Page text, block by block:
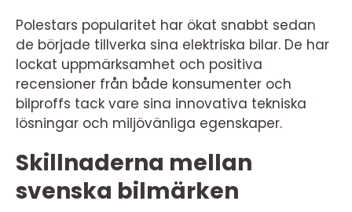
Polestars popularitet har ökat snabbt sedan
de började tillverka sina elektriska bilar. De har
lockat uppmärksamhet och positiva
recensioner från både konsumenter och
bilproffs tack vare sina innovativa tekniska
lösningar och miljövänliga egenskaper.
Skillnaderna mellan
svenska bilmärken